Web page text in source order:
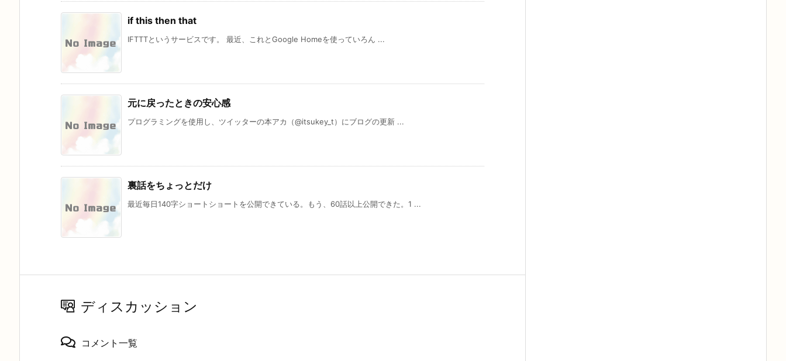
if this then that
IFTTTというサービスです。 最近、これとGoogle Homeを使っていろん ...
元に戻ったときの安心感
プログラミングを使用し、ツイッターの本アカ（@itsukey_t）にブログの更新 ...
裏話をちょっとだけ
最近毎日140字ショートショートを公開できている。もう、60話以上公開できた。1 ...
ディスカッション
コメント一覧